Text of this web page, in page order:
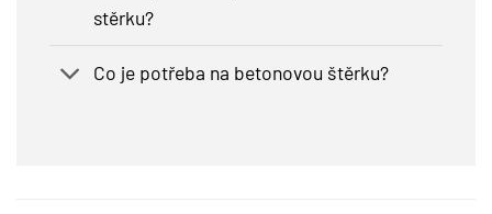
stěrku?
Co je potřeba na betonovou štěrku?